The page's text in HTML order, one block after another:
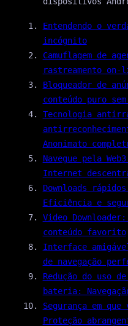
Entendendo o
incógnito
Camuflagem de
rastreamento on-
Bloqueador de
conteúdo puro
Tecnologia
Anonimato
Navegue pela
Internet
Downloads
Eficiência e
Video
conteúdo favorito
Interface
de navegação
Redução do uso
bateria:
Segurança em
Proteção